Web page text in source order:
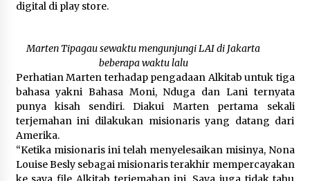
digital di play store.
Marten Tipagau sewaktu mengunjungi LAI di Jakarta
beberapa waktu lalu
Perhatian Marten terhadap pengadaan Alkitab untuk tiga
bahasa yakni Bahasa Moni, Nduga dan Lani ternyata
punya kisah sendiri. Diakui Marten pertama sekali
terjemahan ini dilakukan misionaris yang datang dari
Amerika.
“Ketika misionaris ini telah menyelesaikan misinya, Nona
Louise Besly sebagai misionaris terakhir mempercayakan